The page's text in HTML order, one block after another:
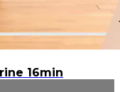
16min